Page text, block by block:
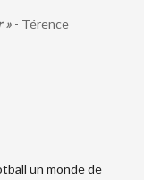
» - Térence
un monde de